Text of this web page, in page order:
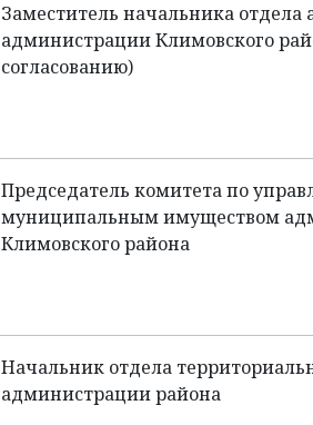
Заместитель начальника
администрации Климовского
согласованию)
Председатель комитета по
муниципальным имуществом
Климовского района
Начальник отдела
администрации района